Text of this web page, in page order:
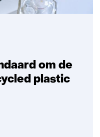
om de
plastic